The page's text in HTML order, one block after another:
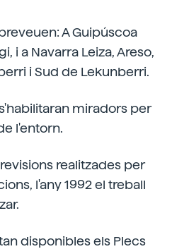
A Guipúscoa
i a Navarra Leiza, Areso,
i Sud de Lekunberri.
miradors per
l'entorn.
realitzades per
l'any 1992 el treball
disponibles els Plecs